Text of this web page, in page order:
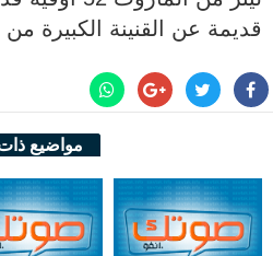
قديمة عن القنينة الكبيرة من
مواضيع